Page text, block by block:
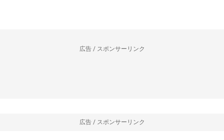
広告 / スポンサーリンク
広告 / スポンサーリンク